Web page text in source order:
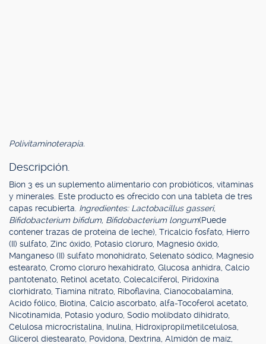
Polivitaminoterapia.
Descripción.
Bion 3 es un suplemento alimentario con probióticos, vitaminas
y minerales. Este producto es ofrecido con una tableta de tres
capas recubierta. Ingredientes: Lactobacillus gasseri,
Bifidobacterium bifidum, Bifidobacterium longum(Puede
contener trazas de proteína de leche), Tricalcio fosfato, Hierro
(II) sulfato, Zinc óxido, Potasio cloruro, Magnesio óxido,
Manganeso (II) sulfato monohidrato, Selenato sódico, Magnesio
estearato, Cromo cloruro hexahidrato, Glucosa anhidra, Calcio
pantotenato, Retinol acetato, Colecalciferol, Piridoxina
clorhidrato, Tiamina nitrato, Riboflavina, Cianocobalamina,
Acido fólico, Biotina, Calcio ascorbato, alfa-Tocoferol acetato,
Nicotinamida, Potasio yoduro, Sodio molibdato dihidrato,
Celulosa microcristalina, Inulina, Hidroxipropilmetilcelulosa,
Glicerol diestearato, Povidona, Dextrina, Almidón de maíz,